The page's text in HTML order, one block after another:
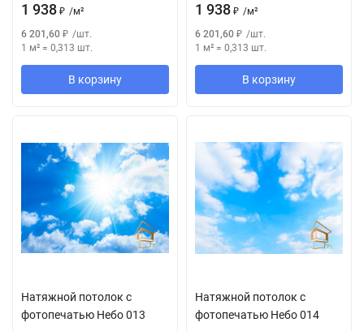
1 938 ₽ /м²
6 201,60 ₽ /шт.
1 м² = 0,313 шт.
В корзину
1 938 ₽ /м²
6 201,60 ₽ /шт.
1 м² = 0,313 шт.
В корзину
Натяжной потолок с
фотопечатью Небо 013
Натяжной потолок с
фотопечатью Небо 014